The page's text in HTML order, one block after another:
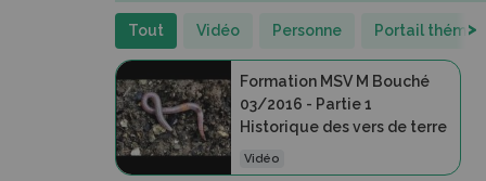
Tout Vidéo Personne Portail >
Formation MSV M Bouché
03/2016 - Partie 1
Historique des vers de terre
Vidéo